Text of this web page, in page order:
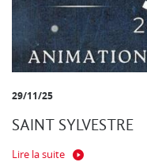
29/11/25
SAINT SYLVESTRE
Lire la suite